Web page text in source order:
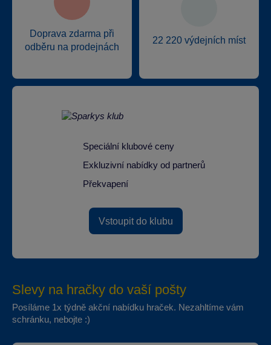
Doprava zdarma při
odběru na prodejnách
22 220 výdejních míst
Speciální klubové ceny
Exkluzivní nabídky od partnerů
Překvapení
Vstoupit do klubu
Slevy na hračky do vaší pošty
Posíláme 1x týdně akční nabídku hraček. Nezahltíme vám
schránku, nebojte :)